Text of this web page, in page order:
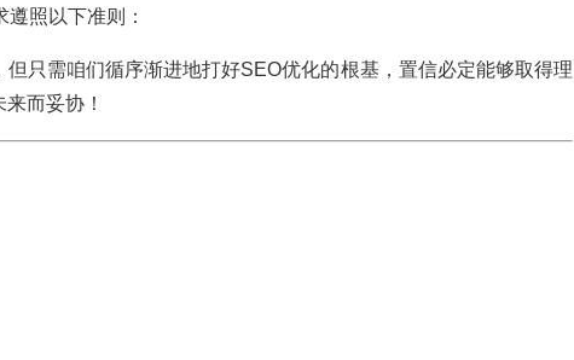
照以下准则：
只需咱们循序渐进地打好SEO优化的根基，置信必定能够取得理
而妥协！